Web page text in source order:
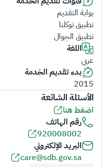
بوابة التقديم
تطبيق توكلنا
تطبيق الجوال
اللغة
عربي
بدء تقديم الخدمة
2015
الأسئلة الشائعة
اضغط هنا
رقم الهاتف
920008002
البريد الإلكتروني
care@sdb.gov.sa